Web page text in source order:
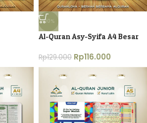
-10%
Al-Quran Asy-Syifa A4 Besar
Rp129.000 Rp116.000